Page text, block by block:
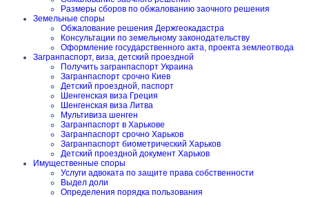
Размеры сборов по обжалованию заочного решения
Земельные споры
Обжалование решения Держгеокадастра
Консультации по земельному законодательству
Оформление государственного акта, проекта землеотвода
Загранпаспорт, виза, детский проездной
Получить загранпаспорт Украина
Загранпаспорт срочно Киев
Детский проездной, паспорт
Шенгенская виза Греция
Шенгенская виза Литва
Мультивиза шенген
Загранпаспорт в Харькове
Загранпаспорт срочно Харьков
Загранпаспорт биометрический Харьков
Детский проездной документ Харьков
Имущественные споры
Услуги адвоката по защите права собственности
Выдел доли
Определения порядка пользования